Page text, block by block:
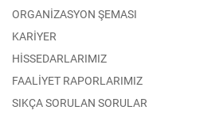
ORGANİZASYON ŞEMASI
KARİYER
HİSSEDARLARIMIZ
FAALİYET RAPORLARIMIZ
SIKÇA SORULAN SORULAR